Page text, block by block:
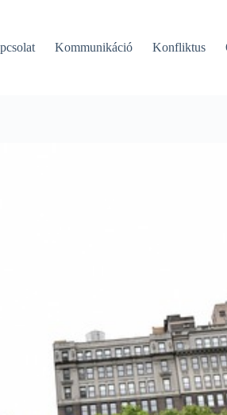
Kommunikáció Konfliktus